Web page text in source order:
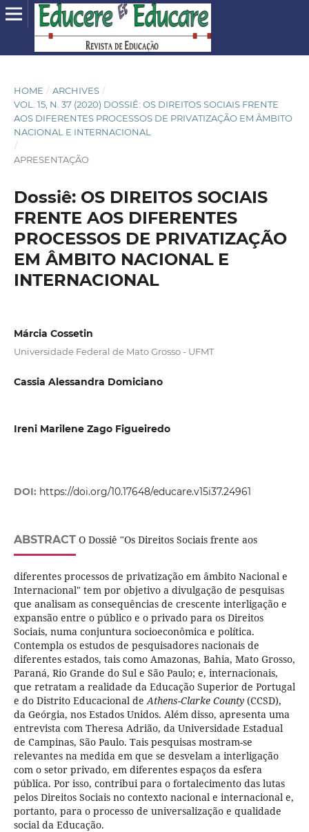
HOME / ARCHIVES /
VOL. 15, N. 37 (2020) DOSSIÊ: OS DIREITOS SOCIAIS FRENTE
AOS DIFERENTES PROCESSOS DE PRIVATIZAÇÃO EM ÂMBITO
NACIONAL E INTERNACIONAL
/
APRESENTAÇÃO
Dossiê: OS DIREITOS SOCIAIS
FRENTE AOS DIFERENTES
PROCESSOS DE PRIVATIZAÇÃO
EM ÂMBITO NACIONAL E
INTERNACIONAL
Márcia Cossetin
Universidade Federal de Mato Grosso - UFMT
Cassia Alessandra Domiciano
Ireni Marilene Zago Figueiredo
DOI: https://doi.org/10.17648/educare.v15i37.24961
ABSTRACTO Dossiê "Os Direitos Sociais frente aos
diferentes processos de privatização em âmbito Nacional e
Internacional" tem por objetivo a divulgação de pesquisas
que analisam as consequências de crescente interligação e
expansão entre o público e o privado para os Direitos
Sociais, numa conjuntura socioeconômica e política.
Contempla os estudos de pesquisadores nacionais de
diferentes estados, tais como Amazonas, Bahia, Mato Grosso,
Paraná, Rio Grande do Sul e São Paulo; e, internacionais,
que retratam a realidade da Educação Superior de Portugal
e do Distrito Educacional de Athens-Clarke County (CCSD),
da Geórgia, nos Estados Unidos. Além disso, apresenta uma
entrevista com Theresa Adrião, da Universidade Estadual
de Campinas, São Paulo. Tais pesquisas mostram-se
relevantes na medida em que se desvelam a interligação
com o setor privado, em diferentes espaços da esfera
pública. Por isso, contribui para o fortalecimento das lutas
pelos Direitos Sociais no contexto nacional e internacional e,
portanto, para o processo de universalização e qualidade
social da Educação.